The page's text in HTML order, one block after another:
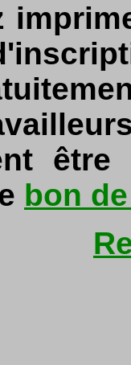
être
bon